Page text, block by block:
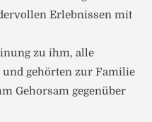
Erlebnissen mit
zu ihm, alle
gehörten zur Familie
Gehorsam gegenüber